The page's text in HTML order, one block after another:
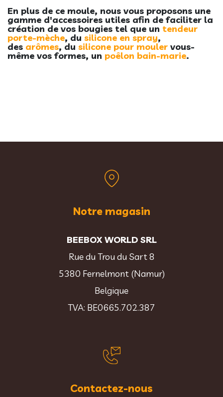
En plus de ce moule, nous vous proposons une
gamme d'accessoires utiles afin de faciliter la
création de vos bougies tel que un tendeur
porte-mèche, du silicone en spray,
des arômes, du silicone pour mouler vous-
même vos formes, un poêlon bain-marie.
Notre magasin
BEEBOX WORLD SRL
Rue du Trou du Sart 8
5380 Fernelmont (Namur)
Belgique
TVA: BE0665.702.387
Contactez-nous